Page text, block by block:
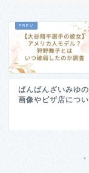
ばんばんざいみゆ
画像やピザ店につ